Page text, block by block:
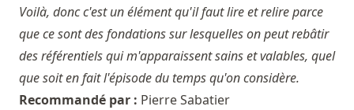
Voilà, donc c'est un élément qu'il faut lire et relire parce
que ce sont des fondations sur lesquelles on peut rebâtir
des référentiels qui m'apparaissent sains et valables, quel
que soit en fait l'épisode du temps qu'on considère.
Recommandé par : Pierre Sabatier